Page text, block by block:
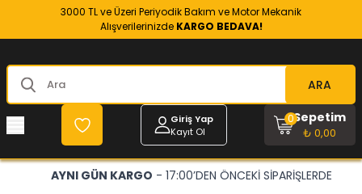
3000 TL ve Üzeri Periyodik Bakım ve Motor Mekanik
Alışverilerinizde KARGO BEDAVA!
ARA
Giriş Yap
Kayıt Ol
Sepetim
₺ 0,00
0
AYNI GÜN KARGO - 17:00’DEN ÖNCEKİ SİPARİŞLERDE